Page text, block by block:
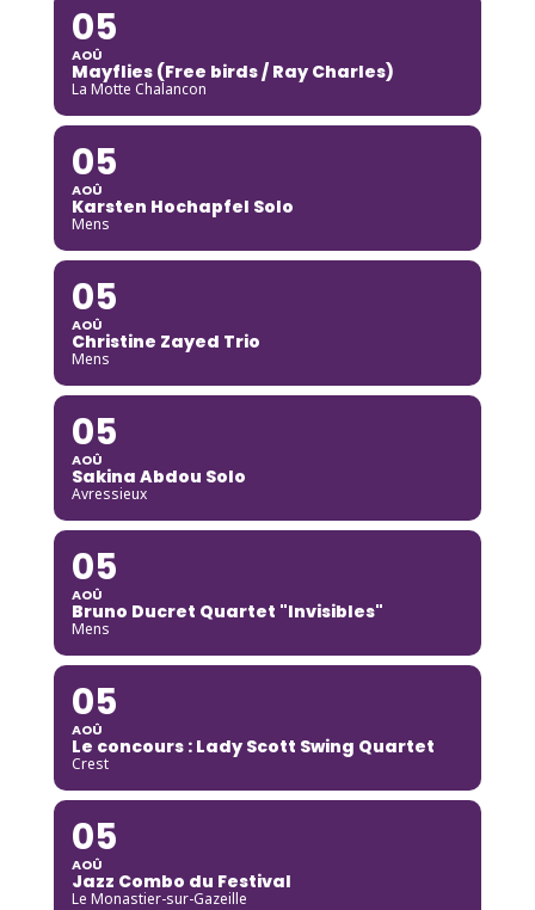
05
AOÛ
Mayflies (Free birds / Ray Charles)
La Motte Chalancon
05
AOÛ
Karsten Hochapfel Solo
Mens
05
AOÛ
Christine Zayed Trio
Mens
05
AOÛ
Sakina Abdou Solo
Avressieux
05
AOÛ
Bruno Ducret Quartet "Invisibles"
Mens
05
AOÛ
Le concours : Lady Scott Swing Quartet
Crest
05
AOÛ
Jazz Combo du Festival
Le Monastier-sur-Gazeille